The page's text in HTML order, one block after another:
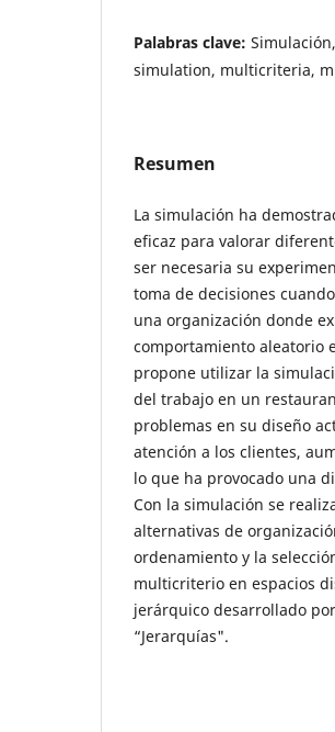
Palabras clave:
simulation, multicriteria,
Resumen
La simulación ha
eficaz para valorar
ser necesaria su
toma de decisiones
una organización donde
comportamiento aleatorio
propone utilizar la
del trabajo en un
problemas en su diseño
atención a los clientes,
lo que ha provocado una
Con la simulación se
alternativas de
ordenamiento y la
multicriterio en espacios
jerárquico desarrollado
“Jerarquías".